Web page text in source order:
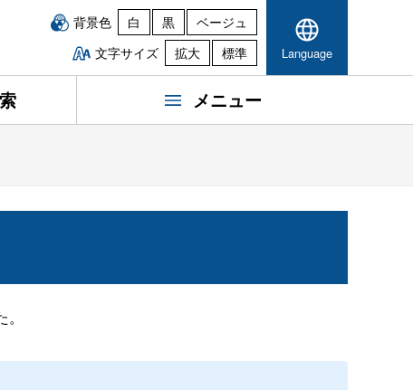
背景色 白 黒
ベージュ
文字サイズ
拡大 標準 Language
メニュー